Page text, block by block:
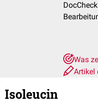
Was
Artikel
Isoleucin